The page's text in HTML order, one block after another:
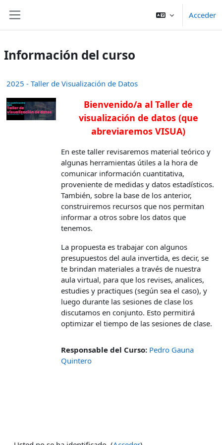
Acceder
Información del curso
2025 - Taller de Visualización de Datos
Bienvenido/a al Taller de
visualización de datos (que
abreviaremos VISUA)
En este taller revisaremos material teórico y
algunas herramientas útiles a la hora de
comunicar información cuantitativa,
proveniente de medidas y datos estadísticos.
También, sobre la base de los anterior,
construiremos recursos que nos permitan
informar a otros sobre los datos que
tenemos.
La propuesta es trabajar con algunos
presupuestos del aula invertida, es decir, se
te brindan materiales a través de nuestra
aula virtual, para que los revises, analices,
estudies y practiques (según sea el caso), y
luego durante las sesiones de clase los
discutamos en conjunto. Esto permitirá
optimizar el tiempo de las sesiones de clase.
Responsable del Curso: Pedro Gauna
Quintero